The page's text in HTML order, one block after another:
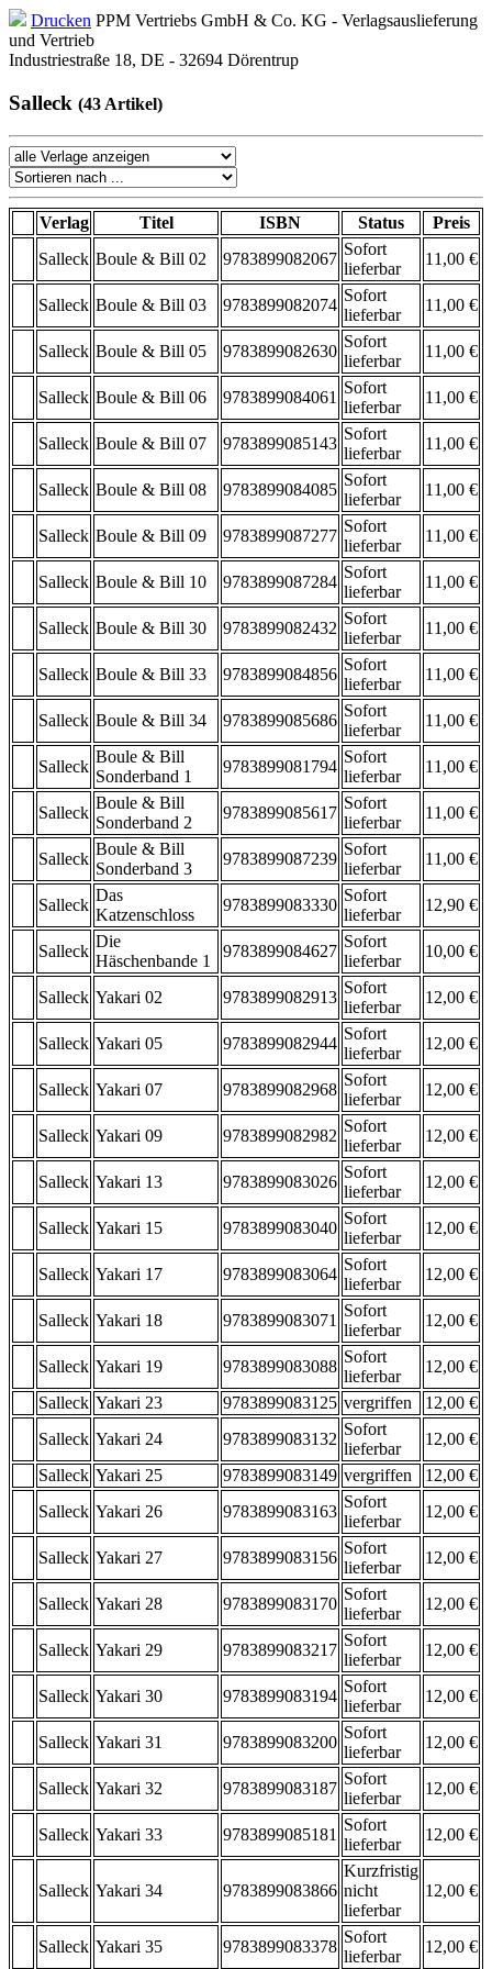
Drucken PPM Vertriebs GmbH & Co. KG - Verlagsauslieferung
und Vertrieb
Industriestraße 18, DE - 32694 Dörentrup
Salleck (43 Artikel)
Verlag Titel ISBN Status
Preis
Salleck Boule & Bill 02 9783899082067
Sofort
lieferbar
11,00 €
Salleck Boule & Bill 03 9783899082074
Sofort
lieferbar
11,00 €
Salleck Boule & Bill 05 9783899082630
Sofort
lieferbar
11,00 €
Salleck Boule & Bill 06 9783899084061
Sofort
lieferbar
11,00 €
Salleck Boule & Bill 07 9783899085143
Sofort
lieferbar
11,00 €
Salleck Boule & Bill 08 9783899084085
Sofort
lieferbar
11,00 €
Salleck Boule & Bill 09 9783899087277
Sofort
lieferbar
11,00 €
Salleck Boule & Bill 10 9783899087284
Sofort
lieferbar
11,00 €
Salleck Boule & Bill 30 9783899082432
Sofort
lieferbar
11,00 €
Salleck Boule & Bill 33 9783899084856
Sofort
lieferbar
11,00 €
Salleck Boule & Bill 34 9783899085686
Sofort
lieferbar
11,00 €
Salleck
Boule & Bill
Sonderband 1
9783899081794
Sofort
lieferbar
11,00 €
Salleck
Boule & Bill
Sonderband 2
9783899085617
Sofort
lieferbar
11,00 €
Salleck
Boule & Bill
Sonderband 3
9783899087239
Sofort
lieferbar
11,00 €
Salleck
Das
Katzenschloss
9783899083330
Sofort
lieferbar
12,90 €
Salleck
Die
Häschenbande 1
9783899084627
Sofort
lieferbar
10,00 €
Salleck Yakari 02 9783899082913
Sofort
lieferbar
12,00 €
Salleck Yakari 05 9783899082944
Sofort
lieferbar
12,00 €
Salleck Yakari 07 9783899082968
Sofort
lieferbar
12,00 €
Salleck Yakari 09 9783899082982
Sofort
lieferbar
12,00 €
Salleck Yakari 13 9783899083026
Sofort
lieferbar
12,00 €
Salleck Yakari 15 9783899083040
Sofort
lieferbar
12,00 €
Salleck Yakari 17 9783899083064
Sofort
lieferbar
12,00 €
Salleck Yakari 18 9783899083071
Sofort
lieferbar
12,00 €
Salleck Yakari 19 9783899083088
Sofort
lieferbar
12,00 €
Salleck Yakari 23 9783899083125 vergriffen
12,00 €
Salleck Yakari 24 9783899083132
Sofort
lieferbar
12,00 €
Salleck Yakari 25 9783899083149 vergriffen
12,00 €
Salleck Yakari 26 9783899083163
Sofort
lieferbar
12,00 €
Salleck Yakari 27 9783899083156
Sofort
lieferbar
12,00 €
Salleck Yakari 28 9783899083170
Sofort
lieferbar
12,00 €
Salleck Yakari 29 9783899083217
Sofort
lieferbar
12,00 €
Salleck Yakari 30 9783899083194
Sofort
lieferbar
12,00 €
Salleck Yakari 31 9783899083200
Sofort
lieferbar
12,00 €
Salleck Yakari 32 9783899083187
Sofort
lieferbar
12,00 €
Salleck Yakari 33 9783899085181
Sofort
lieferbar
12,00 €
Salleck Yakari 34 9783899083866
Kurzfristig
nicht
lieferbar
12,00 €
Salleck Yakari 35 9783899083378
Sofort
lieferbar
12,00 €